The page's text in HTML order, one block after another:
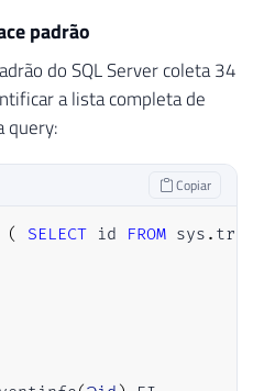
padrão
do SQL Server coleta 34
a lista completa de
query:
Copiar
( SELECT id FROM sys .